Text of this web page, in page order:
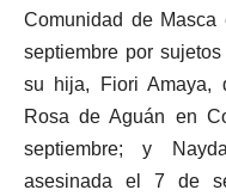
Comunidad de
septiembre por
su hija, Fiori Amaya,
Rosa de Aguán en
septiembre; y
asesinada el 7 de